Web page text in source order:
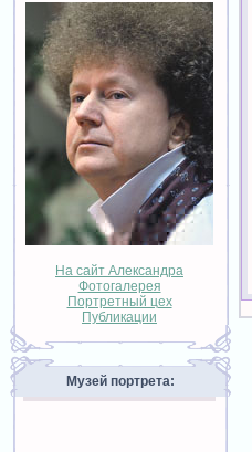
На сайт Александра
Фотогалерея
Портретный цех
Публикации
Музей портрета: